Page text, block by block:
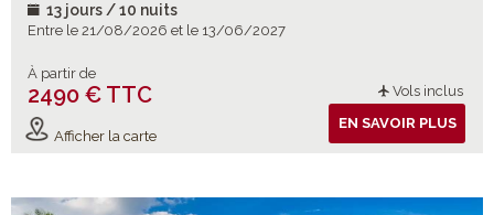
13 jours / 10 nuits
Entre le 21/08/2026 et le 13/06/2027
À partir de
2490 € TTC Vols inclus
Afficher la carte
EN SAVOIR PLUS